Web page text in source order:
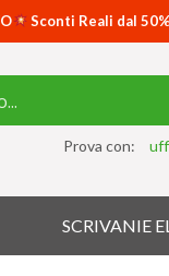
Sconti Reali dal
Prova con:
SCRIVANIE